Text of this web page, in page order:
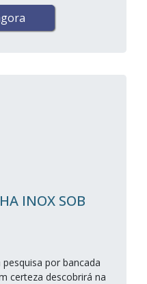
INOX SOB
por bancada
certeza descobrirá na